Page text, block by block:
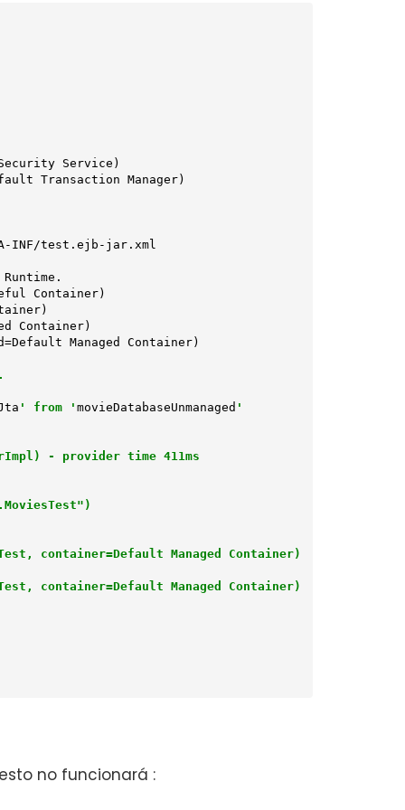
Service)
Transaction Manager)
INF/test.ejb-jar.xml
Container)
Container)
Managed Container)
' from ' movieDatabaseUnmanaged '
- provider time 411ms
container=Default Managed Container)
container=Default Managed Container)
no funcionará :